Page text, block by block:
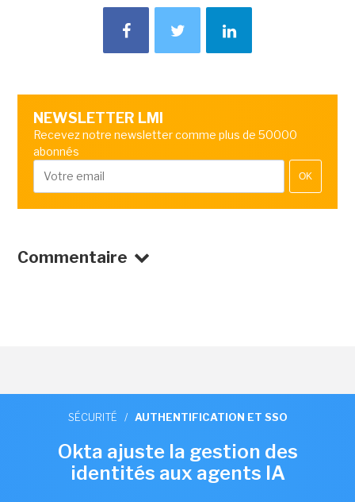
NEWSLETTER LMI
Recevez notre newsletter comme plus de 50000
abonnés
OK
Commentaire
SÉCURITÉ / AUTHENTIFICATION ET SSO
Okta ajuste la gestion des
identités aux agents IA